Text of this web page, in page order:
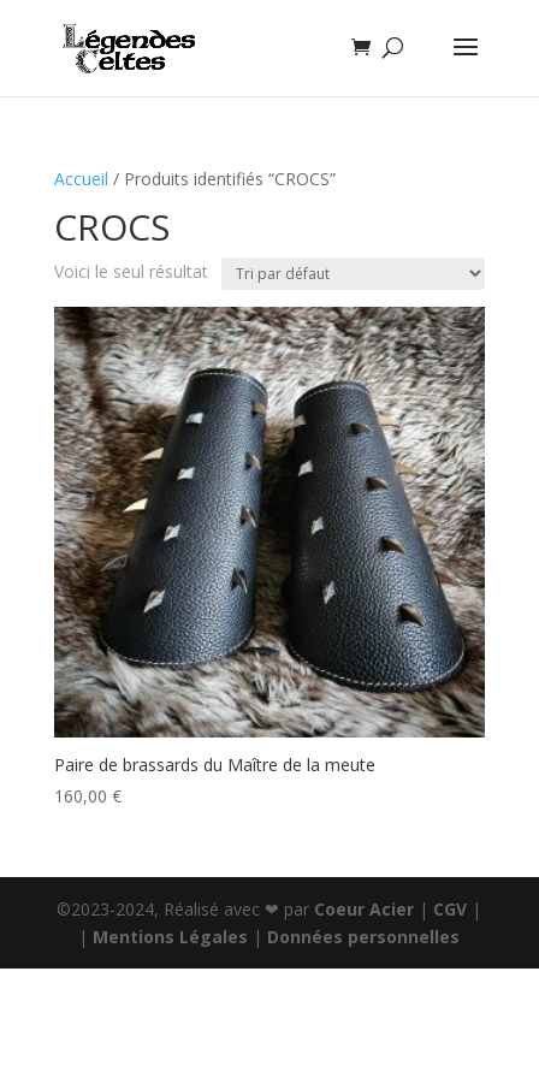
Accueil / Produits identifiés “CROCS”
CROCS
Voici le seul résultat
Paire de brassards du Maître de la meute
160,00 €
©2023-2024, Réalisé avec ❤ par Coeur Acier | CGV |
| Mentions Légales | Données personnelles